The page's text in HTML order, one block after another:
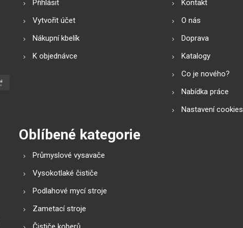
Přihlásit
Vytvořit účet
Nákupní kbelík
K objednávce
Kontakt
O nás
Doprava
Katalogy
Co je nového?
Nabídka práce
Nastavení cookies
Oblíbené kategorie
Průmyslové vysavače
Vysokotlaké čističe
Podlahové mycí stroje
Zametací stroje